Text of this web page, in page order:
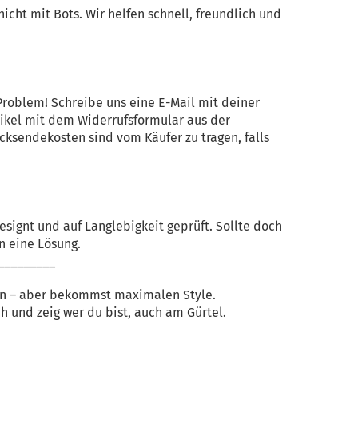
mit Bots. Wir helfen schnell, freundlich und
Schreibe uns eine E-Mail mit deiner
mit dem Widerrufsformular aus der
sind vom Käufer zu tragen, falls
und auf Langlebigkeit geprüft. Sollte doch
eine Lösung.
– aber bekommst maximalen Style.
und zeig wer du bist, auch am Gürtel.